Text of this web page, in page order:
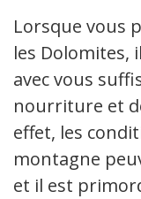
Lorsque vous
les Dolomites,
avec vous
nourriture et
effet, les
montagne
et il est